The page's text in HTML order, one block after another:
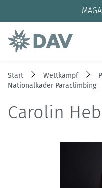
Start Wettkampf
Nationalkader Paraclimbing
Carolin